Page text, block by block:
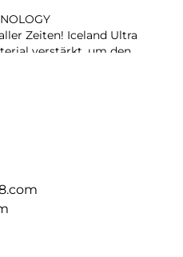
Zeiten! Iceland Ultra
verstärkt, um den
Aufprallschutz und die
für
Soldaten und
sie zu schützen – wenn sie
Material versteift sich, um
und
zu mindern.